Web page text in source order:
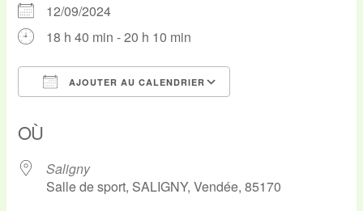
12/09/2024
18 h 40 min - 20 h 10 min
AJOUTER AU CALENDRIER
OÙ
Saligny
Salle de sport, SALIGNY, Vendée, 85170